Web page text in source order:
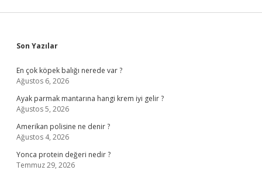
Sidebar
Son Yazılar
En çok köpek balığı nerede var ?
Ağustos 6, 2026
Ayak parmak mantarına hangi krem iyi gelir ?
Ağustos 5, 2026
Amerikan polisine ne denir ?
Ağustos 4, 2026
Yonca protein değeri nedir ?
Temmuz 29, 2026